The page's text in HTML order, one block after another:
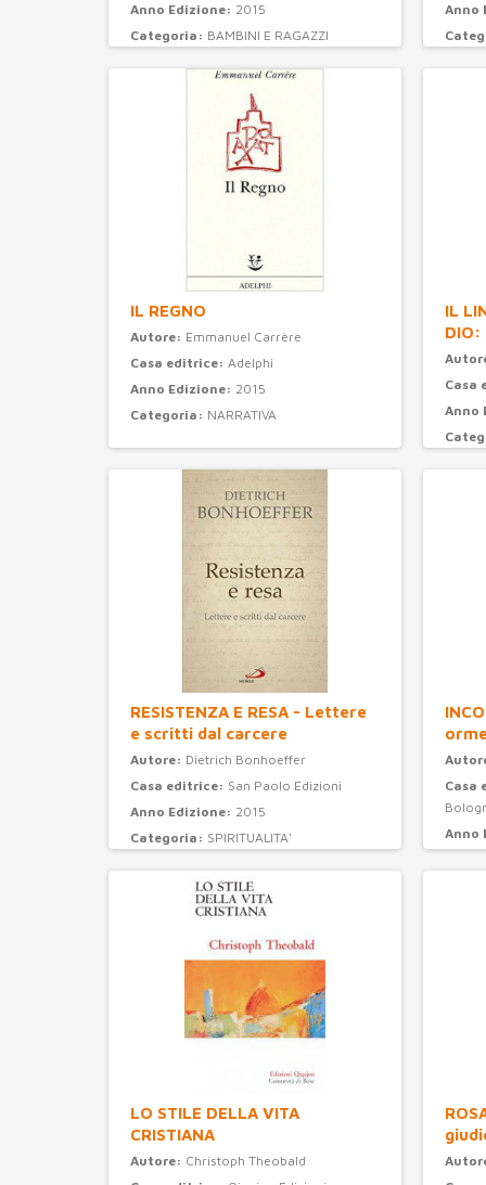
Anno Edizione: 2015
Categoria: BAMBINI E RAGAZZI
Anno
IL REGNO
Autore: Emmanuel Carrère
Casa editrice: Adelphi
Anno Edizione: 2015
Categoria: NARRATIVA
IL
DIO:
Casa
Anno
RESISTENZA E RESA - Lettere
e scritti dal carcere
Autore: Dietrich Bonhoeffer
Casa editrice: San Paolo Edizioni
Anno Edizione: 2015
Categoria: SPIRITUALITA'
Casa
Anno
LO STILE DELLA VITA
CRISTIANA
Autore: Christoph Theobald